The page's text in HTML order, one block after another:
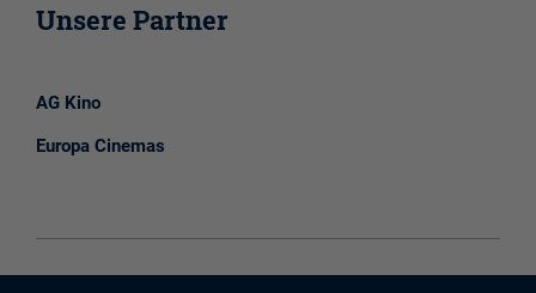
Unsere Partner
AG Kino
Europa Cinemas